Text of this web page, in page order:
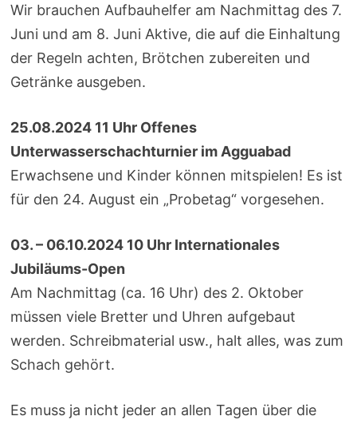
Wir brauchen Aufbauhelfer am Nachmittag des 7.
Juni und am 8. Juni Aktive, die auf die Einhaltung
der Regeln achten, Brötchen zubereiten und
Getränke ausgeben.
25.08.2024 11 Uhr Offenes
Unterwasserschachturnier im Agguabad
Erwachsene und Kinder können mitspielen! Es ist
für den 24. August ein „Probetag“ vorgesehen.
03. – 06.10.2024 10 Uhr Internationales
Jubiläums-Open
Am Nachmittag (ca. 16 Uhr) des 2. Oktober
müssen viele Bretter und Uhren aufgebaut
werden. Schreibmaterial usw., halt alles, was zum
Schach gehört.
Es muss ja nicht jeder an allen Tagen über die